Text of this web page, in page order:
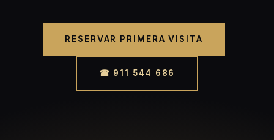
RESERVAR PRIMERA VISITA
☎ 911 544 686